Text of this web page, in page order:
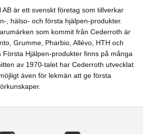
är ett svenskt företag som tillverkar
, hälso- och första hjälpen-produkter.
som kommit från Cederroth är
Grumme, Pharbio, Allévo, HTH och
Första Hjälpen-produkter finns på många
av 1970-talet har Cederroth utvecklat
även för lekmän att ge första